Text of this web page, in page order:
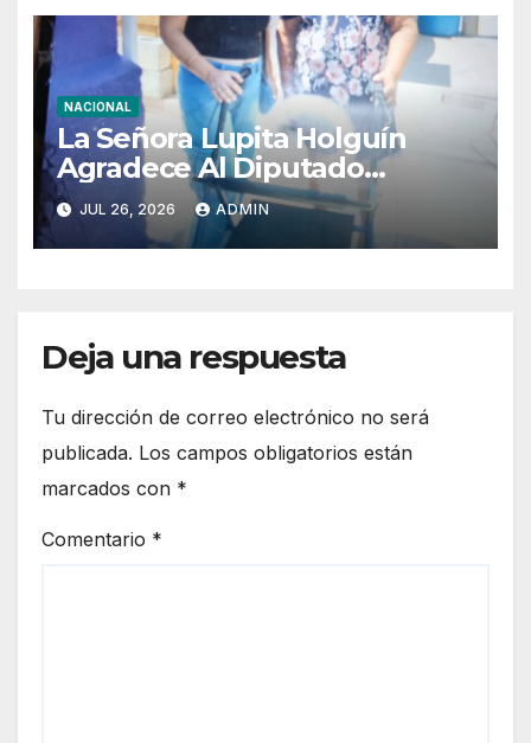
NACIONAL
La Señora Lupita Holguín
Agradece Al Diputado
Federal Licenciado Daniel
Murguía Por Su Apoyo Valiosa
JUL 26, 2026 ADMIN
Deja una respuesta
Tu dirección de correo electrónico no será
publicada. Los campos obligatorios están
marcados con *
Comentario *